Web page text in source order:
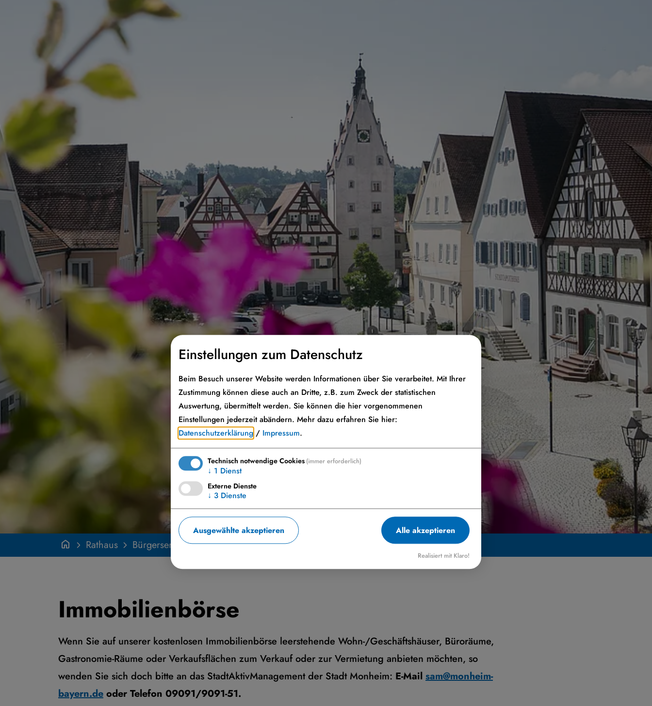
Immobilienbörse
Bürgerservice
Rathaus
Immobilienbörse
Wenn Sie auf unserer kostenlosen Immobilienbörse leerstehende Wohn-/Geschäftshäuser, Büroräume,
Gastronomie-Räume oder Verkaufsflächen zum Verkauf oder zur Vermietung anbieten möchten, so
wenden Sie sich doch bitte an das StadtAktivManagement der Stadt Monheim: E-Mail sam@monheim-
bayern.de oder Telefon 09091/9091-51.
Einstellungen zum Datenschutz
Beim Besuch unserer Website werden Informationen über Sie verarbeitet. Mit Ihrer
Zustimmung können diese auch an Dritte, z.B. zum Zweck der statistischen
Auswertung, übermittelt werden. Sie können die hier vorgenommenen
Einstellungen jederzeit abändern. Mehr dazu erfahren Sie hier:
Datenschutzerklärung / Impressum.
Technisch notwendige Cookies (immer erforderlich)
↓ 1 Dienst
Externe Dienste
↓ 3 Dienste
Ausgewählte akzeptieren Alle akzeptieren
Realisiert mit Klaro!